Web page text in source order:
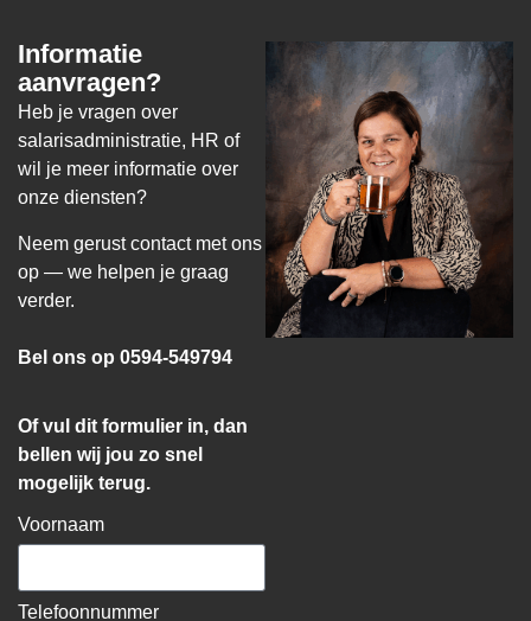
Informatie
aanvragen?
Heb je vragen over
salarisadministratie, HR of
wil je meer informatie over
onze diensten?
Neem gerust contact met ons
op — we helpen je graag
verder.
Bel ons op 0594-549794
Of vul dit formulier in, dan
bellen wij jou zo snel
mogelijk terug.
Voornaam
Telefoonnummer